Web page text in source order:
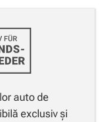
auto de
exclusiv și